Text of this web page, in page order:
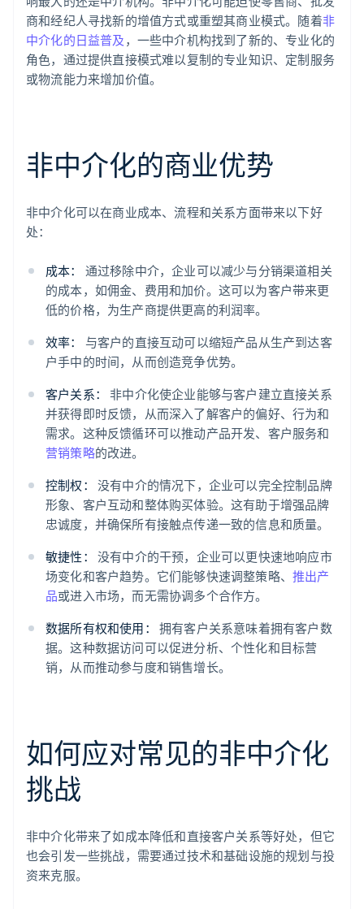
商和经纪人寻找新的增值方式或重塑其商业模式。随着非
中介化的日益普及 ，一些中介机构找到了新的、专业化的
角色，通过提供直接模式难以复制的专业知识、定制服务
或物流能力来增加价值。
非中介化的商业优势
非中介化可以在商业成本、流程和关系方面带来以下好
处：
成本：
通过移除中介，企业可以减少与分销渠道相关
的成本，如佣金、费用和加价。这可以为客户带来更
低的价格，为生产商提供更高的利润率。
效率：
与客户的直接互动可以缩短产品从生产到达客
户手中的时间，从而创造竞争优势。
客户关系：
非中介化使企业能够与客户建立直接关系
并获得即时反馈，从而深入了解客户的偏好、行为和
需求。这种反馈循环可以推动产品开发、客户服务和
营销策略的改进。
控制权：
没有中介的情况下，企业可以完全控制品牌
形象、客户互动和整体购买体验。这有助于增强品牌
忠诚度，并确保所有接触点传递一致的信息和质量。
敏捷性：
没有中介的干预，企业可以更快速地响应市
场变化和客户趋势。它们能够快速调整策略、 推出产
品或进入市场，而无需协调多个合作方。
数据所有权和使用：
拥有客户关系意味着拥有客户数
据。这种数据访问可以促进分析、个性化和目标营
销，从而推动参与度和销售增长。
如何应对常见的非中介化
挑战
非中介化带来了如成本降低和直接客户关系等好处，但它
也会引发一些挑战，需要通过技术和基础设施的规划与投
资来克服。